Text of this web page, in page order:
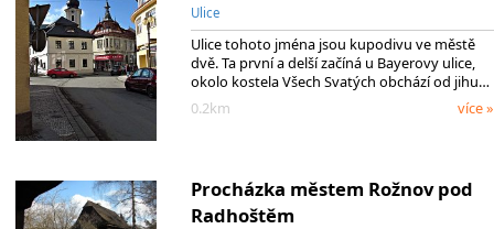
Ulice
Ulice tohoto jména jsou kupodivu ve městě
dvě. Ta první a delší začíná u Bayerovy ulice,
okolo kostela Všech Svatých obchází od jihu…
0.2km
více »
Procházka městem Rožnov pod
Radhoštěm